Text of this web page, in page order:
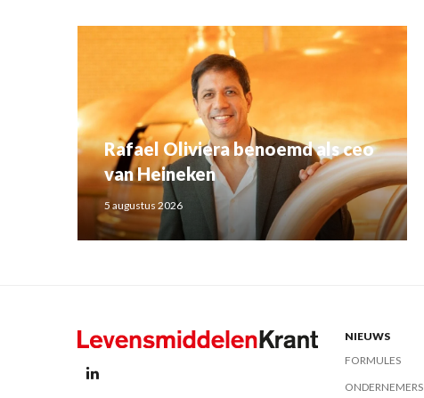
Rafael Oliviera benoemd als ceo
van Heineken
5 augustus 2026
NIEUWS
FORMULES
ONDERNEMERS